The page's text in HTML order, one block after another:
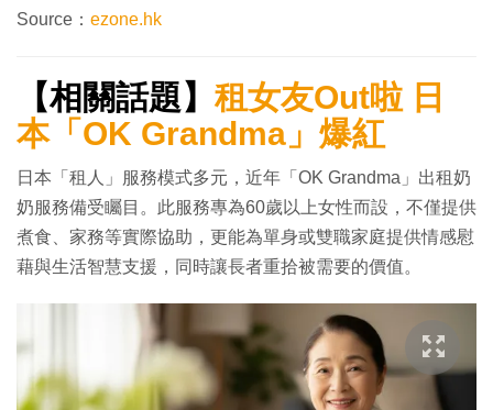
Source： ezone.hk
【相關話題】 租女友Out啦 日
本「OK Grandma」爆紅
日本「租人」服務模式多元，近年「OK Grandma」出租奶
奶服務備受矚目。此服務專為60歲以上女性而設，不僅提供
煮食、家務等實際協助，更能為單身或雙職家庭提供情感慰
藉與生活智慧支援，同時讓長者重拾被需要的價值。